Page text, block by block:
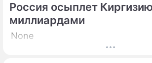
Россия осыплет Киргизию
миллиардами
None